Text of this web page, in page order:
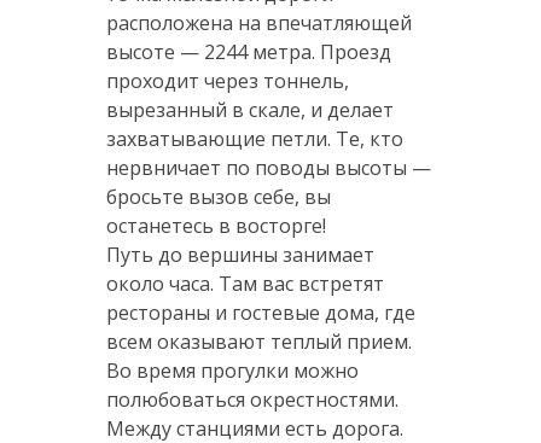
расположена на впечатляющей
высоте — 2244 метра. Проезд
проходит через тоннель,
вырезанный в скале, и делает
захватывающие петли. Те, кто
нервничает по поводы высоты —
бросьте вызов себе, вы
останетесь в восторге!
Путь до вершины занимает
около часа. Там вас встретят
рестораны и гостевые дома, где
всем оказывают теплый прием.
Во время прогулки можно
полюбоваться окрестностями.
Между станциями есть дорога.